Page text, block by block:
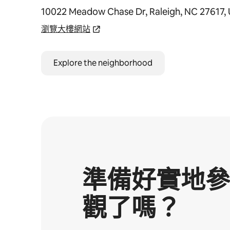
10022 Meadow Chase Dr, Raleigh, NC 27617,
瀏覽大樓網站
Explore the neighborhood
準備好實地參
觀⁠了⁠嗎⁠？